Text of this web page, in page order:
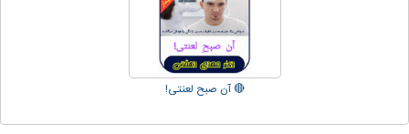
🔴 آن صبح لعنتی!